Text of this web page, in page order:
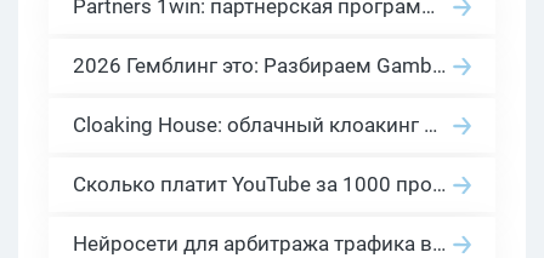
Partners 1win: партнерская программа казино в нише гемблинг арбитраж
2026 Гемблинг это: Разбираем Gambling вертикаль, и все что связано с гемблинг и беттинг офферами
Cloaking House: облачный клоакинг для фильтрации ботов FB и Google Ads — гайд PHP-интеграции 2026
Сколько платит YouTube за 1000 просмотров в 2026: реальные цифры от 0.5 до 36 USD по ГЕО
Нейросети для арбитража трафика в 2026: инструменты, кейсы и AI-медиабайеры